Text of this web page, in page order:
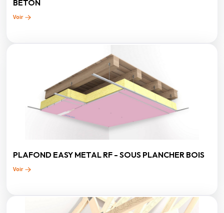
BETON
Voir
PLAFOND EASY METAL RF - SOUS PLANCHER BOIS
Voir